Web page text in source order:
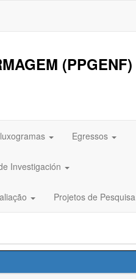
(PPGENF)
Egressos
Investigación
Projetos de Pesquisa